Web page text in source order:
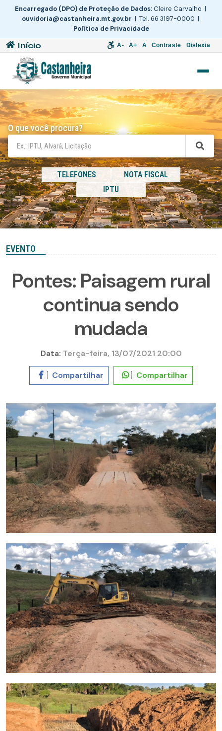
Encarregado (DPO) de Proteção de Dados:Cleire Carvalho |
ouvidoria@castanheira.mt.gov.br | Tel. 66 3197-0000 |
Política de Privacidade
Início A- A+ A Contraste Dislexia
O que você procura?
TELEFONES
NOTA FISCAL
IPTU
EVENTO
Pontes: Paisagem rural
continua sendo
mudada
Data: Terça-feira, 13/07/2021 20:00
Compartilhar Compartilhar